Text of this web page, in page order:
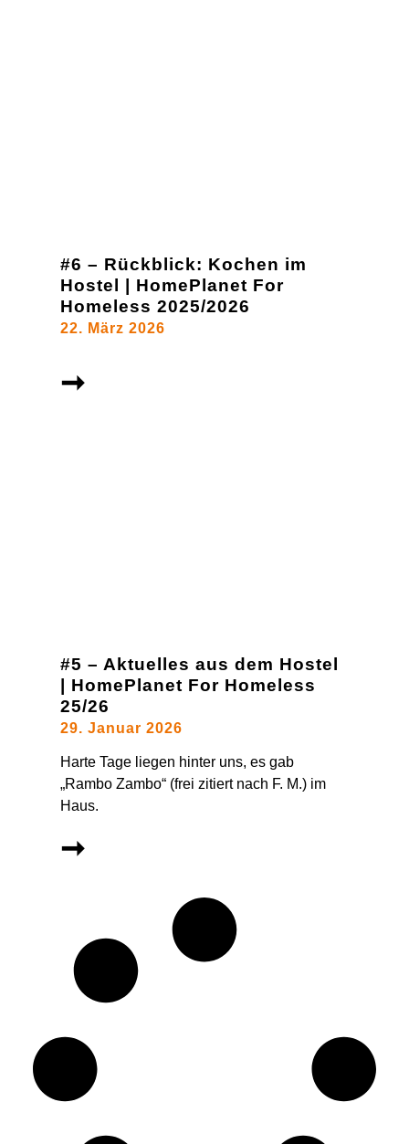
#6 – Rückblick: Kochen im
Hostel | HomePlanet For
Homeless 2025/2026
22. März 2026
➞
#5 – Aktuelles aus dem Hostel
| HomePlanet For Homeless
25/26
29. Januar 2026
Harte Tage liegen hinter uns, es gab
„Rambo Zambo“ (frei zitiert nach F. M.) im
Haus.
➞